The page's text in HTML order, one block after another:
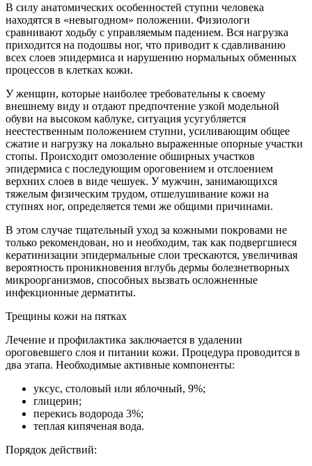
В силу анатомических особенностей ступни человека
находятся в «невыгодном» положении. Физиологи
сравнивают ходьбу с управляемым падением. Вся нагрузка
приходится на подошвы ног, что приводит к сдавливанию
всех слоев эпидермиса и нарушению нормальных обменных
процессов в клетках кожи.
У женщин, которые наиболее требовательны к своему
внешнему виду и отдают предпочтение узкой модельной
обуви на высоком каблуке, ситуация усугубляется
неестественным положением ступни, усиливающим общее
сжатие и нагрузку на локально выраженные опорные участки
стопы. Происходит омозоление обширных участков
эпидермиса с последующим ороговением и отслоением
верхних слоев в виде чешуек. У мужчин, занимающихся
тяжелым физическим трудом, отшелушивание кожи на
ступнях ног, определяется теми же общими причинами.
В этом случае тщательный уход за кожными покровами не
только рекомендован, но и необходим, так как подвергшиеся
кератинизации эпидермальные слои трескаются, увеличивая
вероятность проникновения вглубь дермы болезнетворных
микроорганизмов, способных вызвать осложненные
инфекционные дерматиты.
Трещины кожи на пятках
Лечение и профилактика заключается в удалении
ороговевшего слоя и питании кожи. Процедура проводится в
два этапа. Необходимые активные компоненты:
уксус, столовый или яблочный, 9%;
глицерин;
перекись водорода 3%;
теплая кипяченая вода.
Порядок действий: